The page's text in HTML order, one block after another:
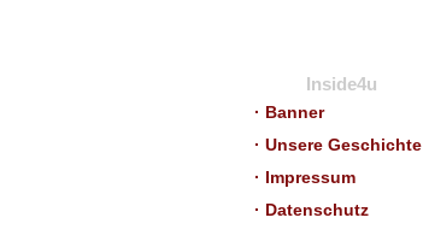
Inside4u
· Banner
· Unsere Geschichte
· Impressum
· Datenschutz